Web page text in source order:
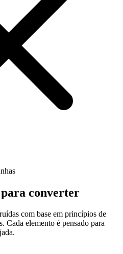
converter
com base em princípios de
elemento é pensado para